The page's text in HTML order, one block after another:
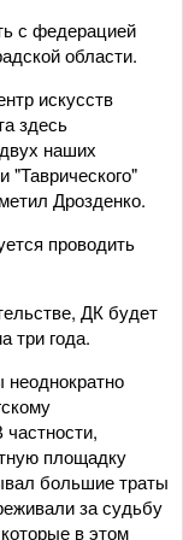
с федерацией
области.
искусств
здесь
наших
"Таврического"
Дрозденко.
проводить
ДК будет
три года.
площадку
большие траты
за судьбу
в этом